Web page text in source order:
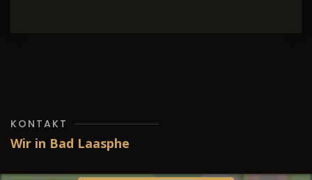
KONTAKT
Wir in Bad Laasphe